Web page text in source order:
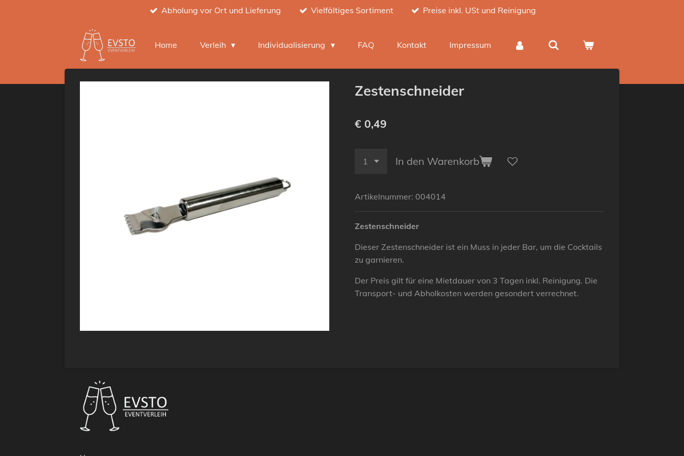
Abholung vor Ort und Lieferung Vielfältiges Sortiment Preise inkl. USt und Reinigung
Home Verleih Individualisierung FAQ Kontakt Impressum
Zestenschneider
€ 0,49
In den Warenkorb
Artikelnummer: 004014
Zestenschneider
Dieser Zestenschneider ist ein Muss in jeder Bar, um die Cocktails
zu garnieren.
Der Preis gilt für eine Mietdauer von 3 Tagen inkl. Reinigung. Die
Transport- und Abholkosten werden gesondert verrechnet.